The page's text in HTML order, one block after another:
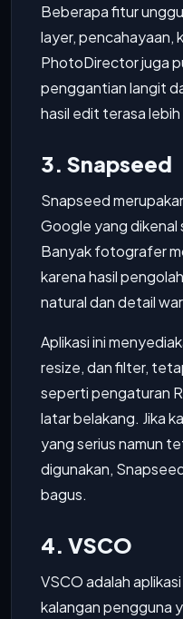
Beberapa fitur
layer, pencahayaan,
PhotoDirector juga
penggantian langit
hasil edit terasa
3. Snapseed
Snapseed
Google yang dikenal
Banyak fotografer
karena hasil
natural dan detail
Aplikasi ini
resize, dan filter,
seperti pengaturan
latar belakang. Jika
yang serius namun
digunakan,
bagus.
4. VSCO
VSCO adalah
kalangan pengguna